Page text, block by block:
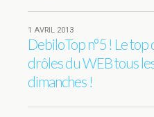
1 AVRIL 2013
DebiloTop n°5 ! Le top
drôles du WEB tous
dimanches !